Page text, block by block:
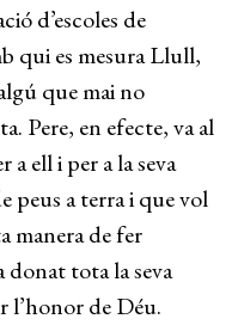
d’escoles de
qui es mesura Llull,
que mai no
Pere, en efecte, va al
ell i per a la seva
peus a terra i que vol
manera de fer
tota la seva
l’honor de Déu.